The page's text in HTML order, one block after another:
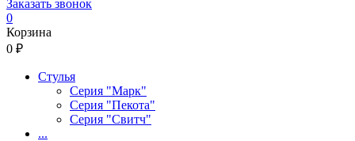
Заказать звонок
0
Корзина
0 ₽
Стулья
Серия "Марк"
Серия "Пекота"
Серия "Свитч"
...